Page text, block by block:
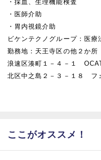
・採血、生理機能検査
・医師介助
・胃内視鏡介助
ビケンテクノグループ：医
勤務地：天王寺区の他２か
浪速区湊町１－４－１
北区中之島２－３－１８ フ
ここがオススメ！